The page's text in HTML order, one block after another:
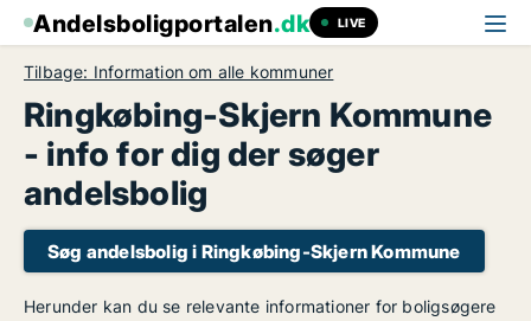
Andelsboligportalen.dk LIVE
Tilbage: Information om alle kommuner
Ringkøbing-Skjern Kommune
- info for dig der søger
andelsbolig
Søg andelsbolig i Ringkøbing-Skjern Kommune
Herunder kan du se relevante informationer for boligsøgere